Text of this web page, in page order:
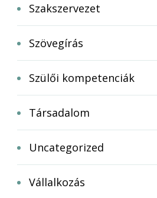
Szakszervezet
Szövegírás
Szülői kompetenciák
Társadalom
Uncategorized
Vállalkozás